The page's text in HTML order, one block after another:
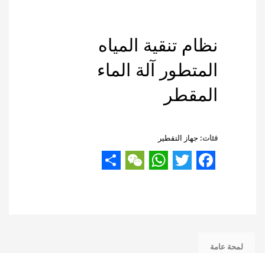
نظام تنقية المياه
المتطور آلة الماء
المقطر
فئات: جهاز التقطير
لمحة عامة